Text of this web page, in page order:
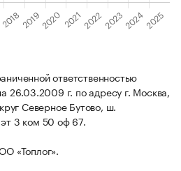
ответственностью
26.03.2009 г. по адресу г. Москва,
Северное Бутово, ш.
3 ком 50 оф 67.
«Топлог».